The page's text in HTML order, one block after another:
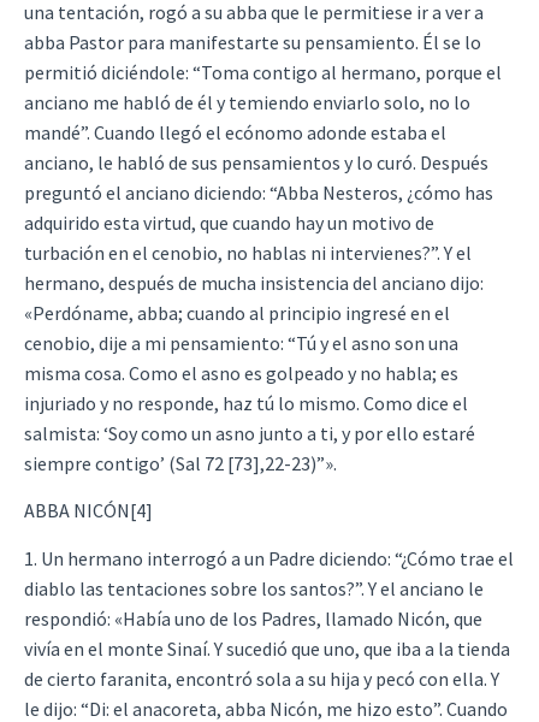
una tentación, rogó a su abba que le permitiese ir a ver a
abba Pastor para manifestarte su pensamiento. Él se lo
permitió diciéndole: “Toma contigo al hermano, porque el
anciano me habló de él y temiendo enviarlo solo, no lo
mandé”. Cuando llegó el ecónomo adonde estaba el
anciano, le habló de sus pensamientos y lo curó. Después
preguntó el anciano diciendo: “Abba Nesteros, ¿cómo has
adquirido esta virtud, que cuando hay un motivo de
turbación en el cenobio, no hablas ni intervienes?”. Y el
hermano, después de mucha insistencia del anciano dijo:
«Perdóname, abba; cuando al principio ingresé en el
cenobio, dije a mi pensamiento: “Tú y el asno son una
misma cosa. Como el asno es golpeado y no habla; es
injuriado y no responde, haz tú lo mismo. Como dice el
salmista: ‘Soy como un asno junto a ti, y por ello estaré
siempre contigo’ (Sal 72 [73],22-23)”».
ABBA NICÓN[4]
1. Un hermano interrogó a un Padre diciendo: “¿Cómo trae el
diablo las tentaciones sobre los santos?”. Y el anciano le
respondió: «Había uno de los Padres, llamado Nicón, que
vivía en el monte Sinaí. Y sucedió que uno, que iba a la tienda
de cierto faranita, encontró sola a su hija y pecó con ella. Y
le dijo: “Di: el anacoreta, abba Nicón, me hizo esto”. Cuando